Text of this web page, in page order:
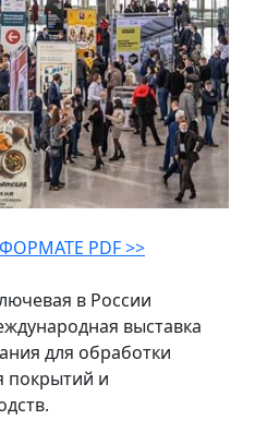
PDF >>
в России
выставка
для обработки
покрытий и